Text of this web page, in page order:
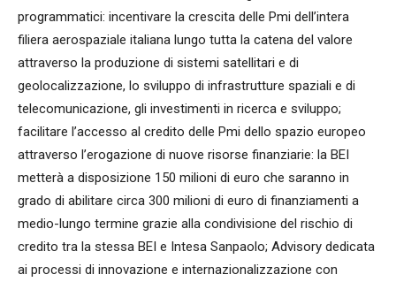
programmatici: incentivare la crescita delle Pmi dell’intera
filiera aerospaziale italiana lungo tutta la catena del valore
attraverso la produzione di sistemi satellitari e di
geolocalizzazione, lo sviluppo di infrastrutture spaziali e di
telecomunicazione, gli investimenti in ricerca e sviluppo;
facilitare l’accesso al credito delle Pmi dello spazio europeo
attraverso l’erogazione di nuove risorse finanziarie: la BEI
metterà a disposizione 150 milioni di euro che saranno in
grado di abilitare circa 300 milioni di euro di finanziamenti a
medio-lungo termine grazie alla condivisione del rischio di
credito tra la stessa BEI e Intesa Sanpaolo; Advisory dedicata
ai processi di innovazione e internazionalizzazione con